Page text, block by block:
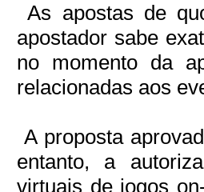
As apostas de
apostador sabe
no momento da
relacionadas aos
A proposta
entanto, a
virtuais de jogos